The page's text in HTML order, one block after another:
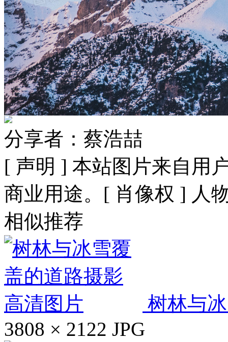
分享者：蔡浩喆
[ 声明 ] 本站图片来自用
商业用途。[ 肖像权 ] 人
相似推荐
树林与
3808 × 2122 JPG